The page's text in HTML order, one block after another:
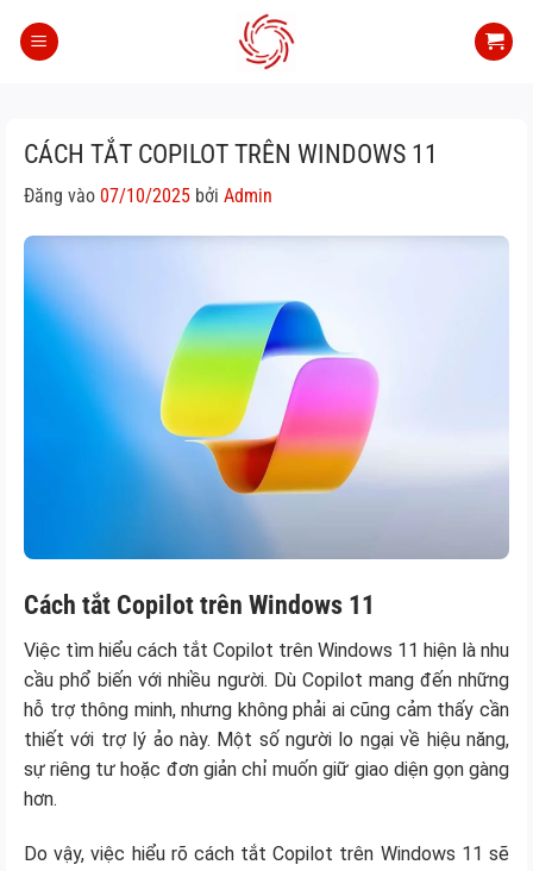
qua
CÁCH TẮT COPILOT TRÊN WINDOWS 11
Đăng vào 07/10/2025 bởi Admin
Cách tắt Copilot trên Windows 11
Việc tìm hiểu cách tắt Copilot trên Windows 11 hiện là nhu
cầu phổ biến với nhiều người. Dù Copilot mang đến những
hỗ trợ thông minh, nhưng không phải ai cũng cảm thấy cần
thiết với trợ lý ảo này. Một số người lo ngại về hiệu năng,
sự riêng tư hoặc đơn giản chỉ muốn giữ giao diện gọn gàng
hơn.
Do vậy, việc hiểu rõ cách tắt Copilot trên Windows 11 sẽ